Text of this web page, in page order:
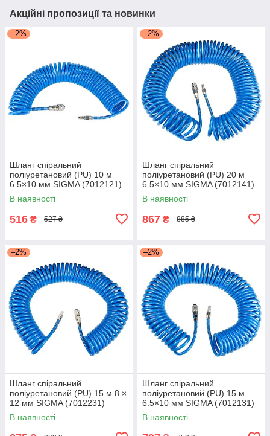
Акційні пропозиції та новинки
–2%
Шланг спіральний
поліуретановий (PU) 10 м
6.5×10 мм SIGMA (7012121)
В наявності
516 ₴ 527 ₴
–2%
Шланг спіральний
поліуретановий (PU) 20 м
6.5×10 мм SIGMA (7012141)
В наявності
867 ₴ 885 ₴
–2%
Шланг спіральний
поліуретановий (PU) 15 м 8 ×
12 мм SIGMA (7012231)
В наявності
–2%
Шланг спіральний
поліуретановий (PU) 15 м
6.5×10 мм SIGMA (7012131)
В наявності